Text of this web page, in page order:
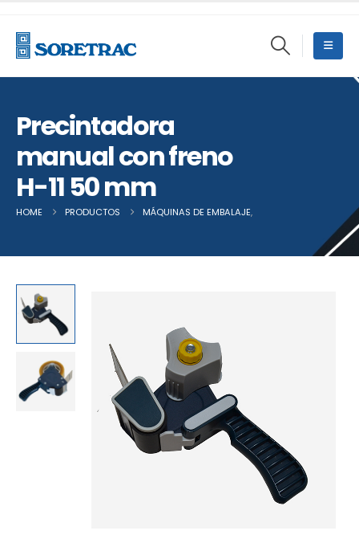
Precintadora
manual con freno
H-11 50 mm
HOME PRODUCTOS MÁQUINAS DE EMBALAJE, OTRAS MÁQUINAS DE